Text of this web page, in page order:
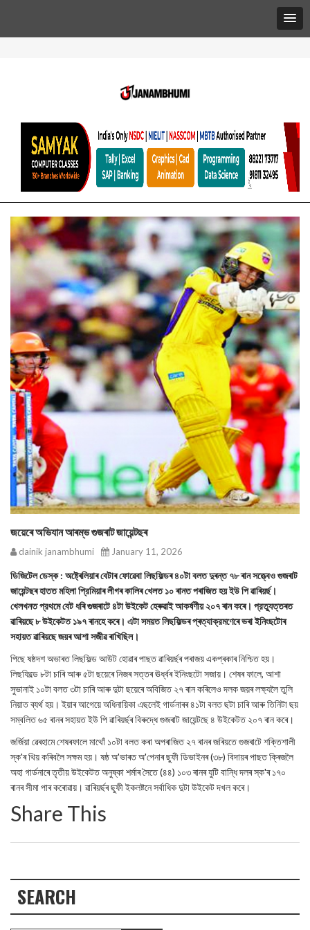
জয়েৰে অভিযান আৰম্ভ গুজৰাট জায়েন্টছৰ
dainik janambhumi January 11, 2026
ডিজিটেল ডেস্ক : অষ্ট্ৰেলিয়াৰ বেটাৰ ফোৱেবা লিছফিল্ডৰ ৪০টা বলত দুৰন্ত ৭৮ ৰান সত্ত্বেও গুজৰাট
জায়েন্টছৰ হাতত মহিলা প্রিমিয়াৰ লীগৰ কালিৰ খেলত ১০ ৰানত পৰাজিত হয় ইউ পি ৱাৰিয়ৰ্ছ।
খেলখনত প্রথমে বেট ধৰি গুজৰাটে ৪টা উইকেট হেৰুৱাই আকর্ষণীয় ২০৭ ৰান কৰে। প্রত্যুত্তৰত
ৱাৰিয়ছে ৮ উইকেটত ১৯৭ ৰানহে কৰে। এটা সময়ত লিছফিল্ডৰ প্ৰত্যাক্রমণেৰে ভৰা ইনিংছটোৰ
সহায়ত ৱাৰিয়ছে জয়ৰ আশা সজীৱ ৰাখিছিল।
পিছে ষষ্ঠদশ অভাৰত লিছফিল্ড আউট হোৱাৰ পাছত ৱাৰিয়ৰ্ছৰ পৰাজয় একপ্ৰকাৰ নিশ্চিত হয়।
লিছফিল্ডে ৮টা চাৰি আৰু ৫টা ছয়েৰে নিজৰ সত্তৰ ঊর্ধ্বৰ ইনিংছটো সজায়। শেষৰ ফালে, আশা
সুভানাই ১০টা বলত ৩টা চাৰি আৰু দুটা ছয়েৰে অবিজিত ২৭ ৰান কৰিলেও দলক জয়ৰ লক্ষ্যলৈ তুলি
নিয়াত ব্যর্থ হয়। ইয়াৰ আগেয়ে অধিনায়িকা এছলেই গার্ডনাৰৰ ৪১টা বলত ছটা চাৰি আৰু তিনিটা ছয়
সম্বলিত ৬৫ ৰানৰ সহায়ত ইউ পি ৱাৰিয়ৰ্ছৰ বিৰুদ্ধে গুজৰাট জায়েন্টছে ৪ উইকেটত ২০৭ ৰান কৰে।
জর্জিয়া ৱেৰহামে শেষৰফালে মাথোঁ ১০টা বলত কৰা অপৰাজিত ২৭ ৰানৰ জৰিয়তে গুজৰাটে শক্তিশালী
স্ক'ৰ থিয় কৰিবলৈ সক্ষম হয়। ষষ্ঠ অ'ভাৰত অ'পেনাৰ ছুফী ডিভাইনৰ (৩৮) বিদায়ৰ পাছত ক্ৰিজলৈ
অহা গার্ডনাৰে তৃতীয় উইকেটত অনুষ্কা শৰ্মাৰ সৈতে (৪৪) ১০৩ ৰানৰ যুটি বান্ধি দলৰ স্ক'ৰ ১৭০
ৰানৰ সীমা পাৰ কৰোৱায়। ৱাৰিয়ৰ্ছৰ ছুফী ইকলষ্টনে সর্বাধিক দুটা উইকেট দখল কৰে।
Share This
SEARCH